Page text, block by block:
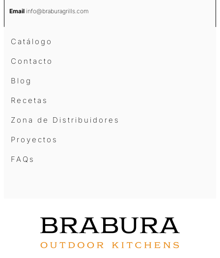
Email info@braburagrills.com
Catálogo
Contacto
Blog
Recetas
Zona de Distribuidores
Proyectos
FAQs